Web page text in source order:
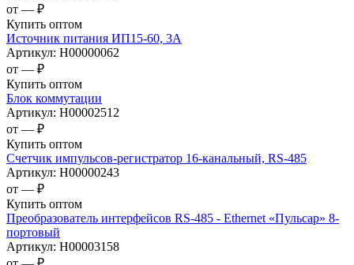
от — ₽
Купить оптом
Источник питания ИП15-60, 3А
Артикул: Н00000062
от — ₽
Купить оптом
Блок коммутации
Артикул: Н00002512
от — ₽
Купить оптом
Счетчик импульсов-регистратор 16-канальный, RS-485
Артикул: Н00000243
от — ₽
Купить оптом
Преобразователь интерфейсов RS-485 - Ethernet «Пульсар» 8-
портовый
Артикул: Н00003158